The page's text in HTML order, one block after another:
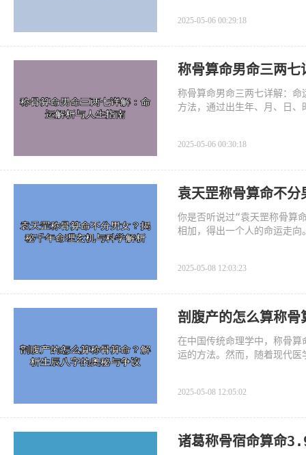
2025-05-06 00:29:18
称骨算命男命三两
称骨算命男命三两七详解：
方法，通过出生年、月、日
2025-05-06 00:30:18
袁天罡称骨算命不
你是否听说过“袁天罡称骨算
相加，得出一个人的命运走
2025-05-08 12:03:23
剖腹产的怎么算称
在中国传统命理学中，称骨
运的方法。然而，随着现代
2025-05-08 12:05:02
诸葛称骨宿命算命